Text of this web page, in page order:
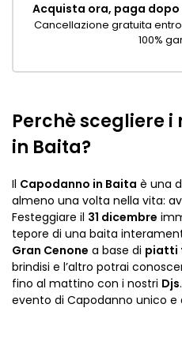
Acquista ora, paga dopo
Cancellazione gratuita
100%
Perchè scegliere
in Baita?
Il Capodanno in Baita è una
almeno una volta nella vita:
Festeggiare il 31 dicembre
tepore di una baita
Gran Cenone a base di piatti
brindisi e l’altro potrai
fino al mattino con i nostri Djs
evento di Capodanno unico e